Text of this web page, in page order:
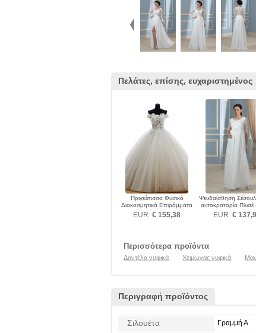
Πελάτες, επίσης, ευχαριστημένος
Πριγκίπισσα Φυσικό
Διακοσμητικά Επιράμματα
Νυφικά
EUR € 155,38
Ψευδαίσθηση
αυτοκρατορία Πλισέ
EUR €
Περισσότερα προϊόντα
Δαντέλα νυφικά Χειμώνας νυφικά
Περιγραφή προϊόντος
Σιλουέτα Γραμμή Α